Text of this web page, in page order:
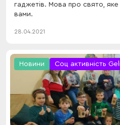
гаджетів. Мова про свято,
вами.
28.04.2021
Новини Соц активність